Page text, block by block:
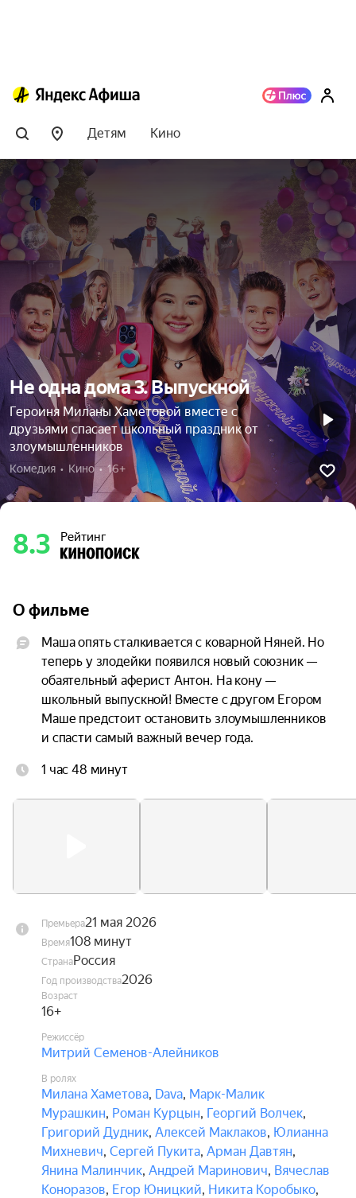
Детям Кино
Не одна дома 3. Выпускной
Героиня Миланы Хаметовой вместе с
друзьями спасает школьный праздник от
злоумышленников
Комедия  •  Кино  •  16+
8.3 Рейтинг
О фильме
Маша опять сталкивается с коварной Няней. Но
теперь у злодейки появился новый союзник —
обаятельный аферист Антон. На кону —
школьный выпускной! Вместе с другом Егором
Маше предстоит остановить злоумышленников
и спасти самый важный вечер года.
1 час 48 минут
Премьера21 мая 2026
Время108 минут
СтранаРоссия
Год производства2026
Возраст
16+
Режиссёр
Митрий Семенов-Алейников
В ролях
Милана Хаметова, Dava, Марк-Малик
Мурашкин, Роман Курцын, Георгий Волчек,
Григорий Дудник, Алексей Маклаков, Юлианна
Михневич, Сергей Пукита, Арман Давтян,
Янина Малинчик, Андрей Маринович, Вячеслав
Коноразов, Егор Юницкий, Никита Коробыко,